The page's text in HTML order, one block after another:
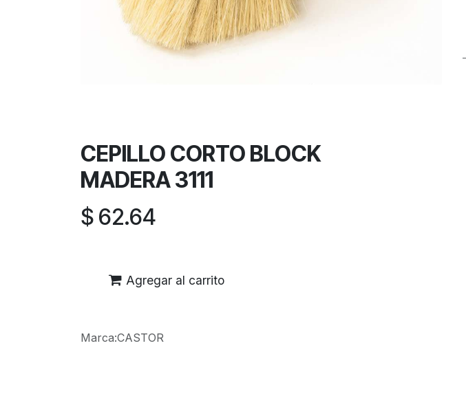
CEPILLO CORTO BLOCK
MADERA 3111
$ 62.64
Agregar al carrito
Marca:CASTOR